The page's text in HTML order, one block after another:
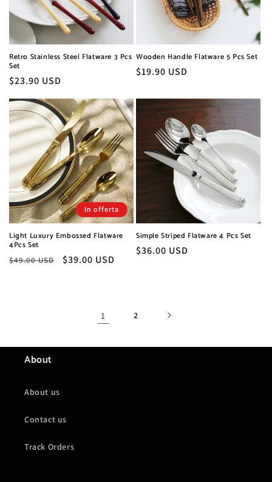
Retro Stainless Steel Flatware 3 Pcs
Set
Prezzo
listino
$23.90 USD
Wooden Handle Flatware 5 Pcs Set
Prezzo
listino
$19.90 USD
In offerta
Light Luxury Embossed Flatware
4Pcs Set
Prezzo
$49.00 USD
Prezzo
$39.00 USD
Simple Striped Flatware 4 Pcs Set
Prezzo
$36.00 USD
1 2
About
About us
Contact us
Track Orders